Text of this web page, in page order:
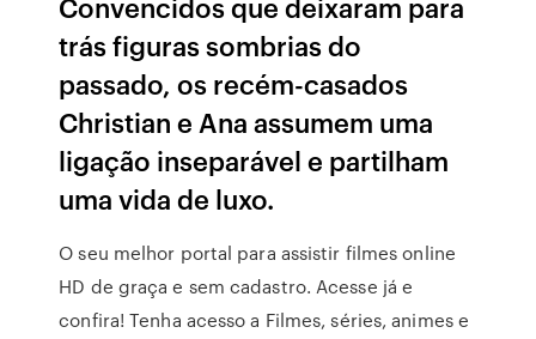
trás figuras sombrias do
passado, os recém-casados
Christian e Ana assumem uma
ligação inseparável e partilham
uma vida de luxo.
O seu melhor portal para assistir filmes online
HD de graça e sem cadastro. Acesse já e
confira! Tenha acesso a Filmes, séries, animes e